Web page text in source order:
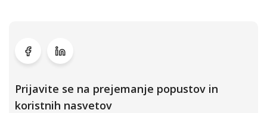
Prijavite se na prejemanje popustov in
koristnih nasvetov